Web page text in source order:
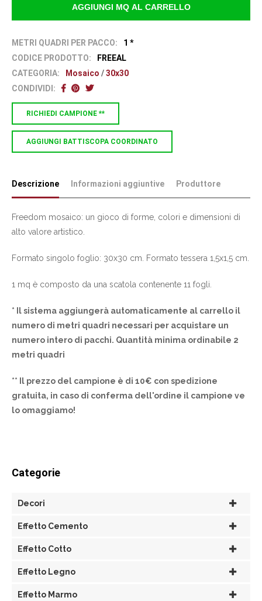
METRI QUADRI PER PACCO:
1 *
CODICE PRODOTTO:
FREEAL
CATEGORIA:
Mosaico /30x30
CONDIVIDI:
RICHIEDI CAMPIONE **
AGGIUNGI BATTISCOPA COORDINATO
Descrizione Informazioni aggiuntive Produttore
Freedom mosaico: un gioco di forme, colori e dimensioni di
alto valore artistico.
Formato singolo foglio: 30x30 cm. Formato tessera 1,5x1,5 cm.
1 mq è composto da una scatola contenente 11 fogli.
* Il sistema aggiungerà automaticamente al carrello il
numero di metri quadri necessari per acquistare un
numero intero di pacchi. Quantità minima ordinabile 2
metri quadri
** Il prezzo del campione è di 10€ con spedizione
gratuita, in caso di conferma dell'ordine il campione ve
lo omaggiamo!
Categorie
Decori
Effetto Cemento
Effetto Cotto
Effetto Legno
Effetto Marmo